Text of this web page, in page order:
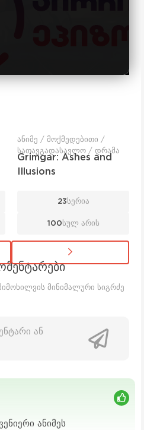
ანიმე / მოქმედებითი /
სათავგადასავლო / დრამა
Grimgar: Ashes and
Illusions
23 სერია
100 სულ არის
მინიმალური სიგრძე
ან
ანიმეს